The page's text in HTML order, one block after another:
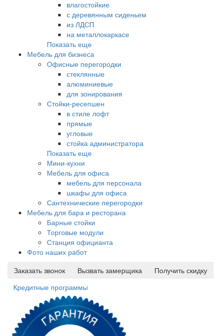
влагостойкие
с деревянным сиденьем
из ЛДСП
на металлокаркасе
Показать еще
Мебель для бизнеса
Офисные перегородки
стеклянные
алюминиевые
для зонирования
Стойки-ресепшен
в стиле лофт
прямые
угловые
стойка администратора
Показать еще
Мини-кухни
Мебель для офиса
мебель для персонала
шкафы для офиса
Сантехнические перегородки
Мебель для бара и ресторана
Барные стойки
Торговые модули
Станция официанта
Фото наших работ
Заказать звонок
Вызвать замерщика
Получить скидку
Кредитные программы